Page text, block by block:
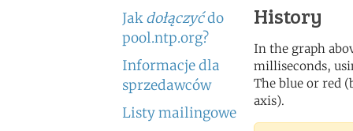
Jakdołączyćdo
pool.ntp.org?
Informacje dla
sprzedawców
Listy mailingowe
History
In the graph
milliseconds,
The blue or red
axis).